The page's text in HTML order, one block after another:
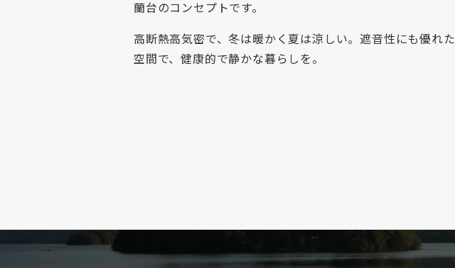
蘭台のコンセプトです。
高断熱高気密で、冬は暖かく夏は涼しい。遮音性にも優れた
空間で、健康的で静かな暮らしを。